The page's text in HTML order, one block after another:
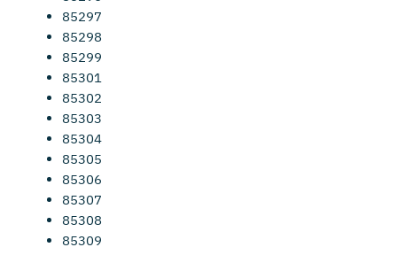
85297
85298
85299
85301
85302
85303
85304
85305
85306
85307
85308
85309